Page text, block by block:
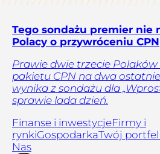
Tego sondażu premier nie
Polacy o przywróceniu CPN
Prawie dwie trzecie
pakietu CPN na dwa
wynika z sondażu dla
sprawie lada dzień.
Finanse i inwestycjeFirmy i
rynkiGospodarkaTwój portfel
Nas